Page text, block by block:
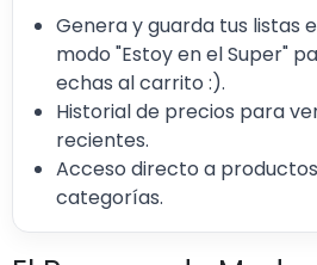
Genera y guarda tus listas
modo "Estoy en el Super"
echas al carrito :).
Historial de precios para
recientes.
Acceso directo a
categorías.